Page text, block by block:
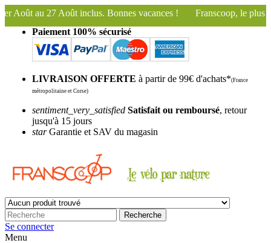
Bonnes vacances !
Franscoop, le plus grand espace
Paiement 100% sécurisé
LIVRAISON OFFERTE à partir de 99€ d'achats*(France
métropolitaine et Corse)
sentiment_very_satisfied Satisfait ou remboursé, retour
jusqu'à 15 jours
starGarantie et SAV du magasin
Recherche
Se connecter
Menu